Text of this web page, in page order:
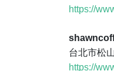
https://
台北市松
https://